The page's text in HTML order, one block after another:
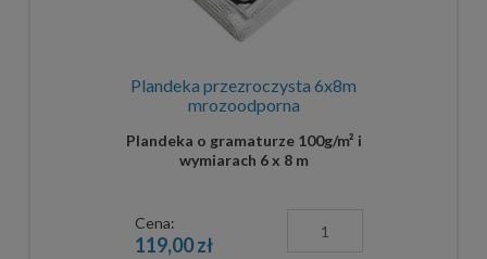
Plandeka przezroczysta 6x8m
mrozoodporna
Plandeka o gramaturze 100g/m² i
wymiarach 6 x 8 m
Cena:
119,00 zł